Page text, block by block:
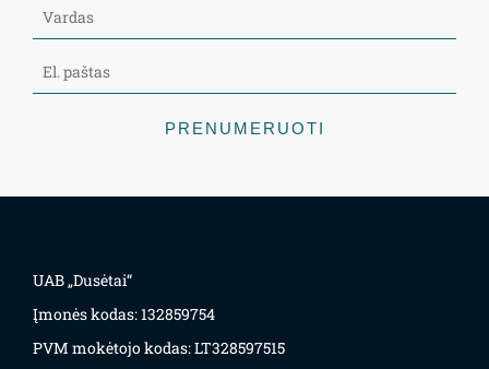
PRENUMERUOTI
UAB „Dusėtai“
Įmonės kodas: 132859754
PVM mokėtojo kodas: LT328597515